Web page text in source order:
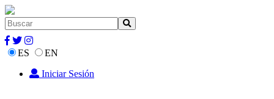
ES
EN
Iniciar Sesión